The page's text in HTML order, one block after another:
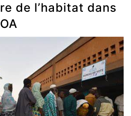
de l’habitat dans